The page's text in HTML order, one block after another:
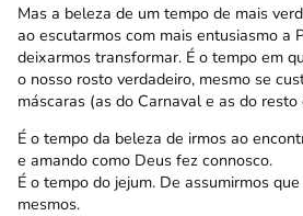
Mas a beleza de um tempo de mais
ao escutarmos com mais entusiasmo a
deixarmos transformar. É o tempo em
o nosso rosto verdadeiro, mesmo se
máscaras (as do Carnaval e as do resto
É o tempo da beleza de irmos ao
e amando como Deus fez connosco.
É o tempo do jejum. De assumirmos
mesmos.